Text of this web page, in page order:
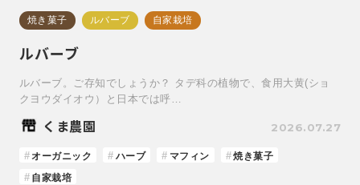
焼き菓子 ルバーブ 自家栽培
ルバーブ
ルバーブ。ご存知でしょうか？ タデ科の植物で、食用大黄(ショ
クヨウダイオウ）と日本では呼…
くま農園 2026.07.27
オーガニック ハーブ マフィン
焼き菓子
自家栽培